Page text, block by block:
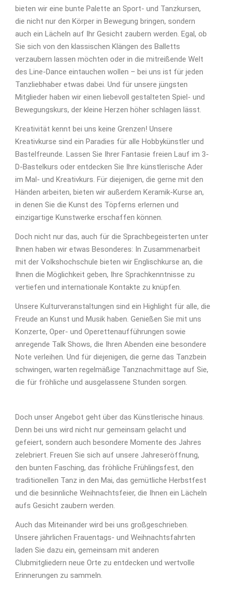
bieten wir eine bunte Palette an Sport- und Tanzkursen,
die nicht nur den Körper in Bewegung bringen, sondern
auch ein Lächeln auf Ihr Gesicht zaubern werden. Egal, ob
Sie sich von den klassischen Klängen des Balletts
verzaubern lassen möchten oder in die mitreißende Welt
des Line-Dance eintauchen wollen – bei uns ist für jeden
Tanzliebhaber etwas dabei. Und für unsere jüngsten
Mitglieder haben wir einen liebevoll gestalteten Spiel- und
Bewegungskurs, der kleine Herzen höher schlagen lässt.
Kreativität kennt bei uns keine Grenzen! Unsere
Kreativkurse sind ein Paradies für alle Hobbykünstler und
Bastelfreunde. Lassen Sie Ihrer Fantasie freien Lauf im 3-
D-Bastelkurs oder entdecken Sie Ihre künstlerische Ader
im Mal- und Kreativkurs. Für diejenigen, die gerne mit den
Händen arbeiten, bieten wir außerdem Keramik-Kurse an,
in denen Sie die Kunst des Töpferns erlernen und
einzigartige Kunstwerke erschaffen können.
Doch nicht nur das, auch für die Sprachbegeisterten unter
Ihnen haben wir etwas Besonderes: In Zusammenarbeit
mit der Volkshochschule bieten wir Englischkurse an, die
Ihnen die Möglichkeit geben, Ihre Sprachkenntnisse zu
vertiefen und internationale Kontakte zu knüpfen.
Unsere Kulturveranstaltungen sind ein Highlight für alle, die
Freude an Kunst und Musik haben. Genießen Sie mit uns
Konzerte, Oper- und Operettenaufführungen sowie
anregende Talk Shows, die Ihren Abenden eine besondere
Note verleihen. Und für diejenigen, die gerne das Tanzbein
schwingen, warten regelmäßige Tanznachmittage auf Sie,
die für fröhliche und ausgelassene Stunden sorgen.
Doch unser Angebot geht über das Künstlerische hinaus.
Denn bei uns wird nicht nur gemeinsam gelacht und
gefeiert, sondern auch besondere Momente des Jahres
zelebriert. Freuen Sie sich auf unsere Jahreseröffnung,
den bunten Fasching, das fröhliche Frühlingsfest, den
traditionellen Tanz in den Mai, das gemütliche Herbstfest
und die besinnliche Weihnachtsfeier, die Ihnen ein Lächeln
aufs Gesicht zaubern werden.
Auch das Miteinander wird bei uns großgeschrieben.
Unsere jährlichen Frauentags- und Weihnachtsfahrten
laden Sie dazu ein, gemeinsam mit anderen
Clubmitgliedern neue Orte zu entdecken und wertvolle
Erinnerungen zu sammeln.